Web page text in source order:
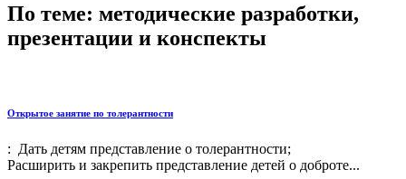
По теме: методические разработки,
презентации и конспекты
Открытое занятие по толерантности
: Дать детям представление о толерантности;
Расширить и закрепить представление детей о доброте...